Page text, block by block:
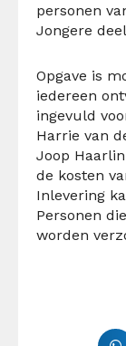
personen
Jongere
Opgave is
iedereen
ingevuld
Harrie van
Joop
de kosten
Inlevering
Personen
worden